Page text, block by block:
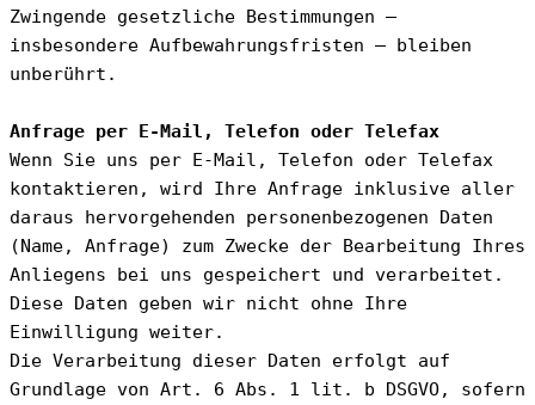
Zwingende gesetzliche Bestimmungen –
insbesondere Aufbewahrungsfristen – bleiben
unberührt.
Anfrage per E-Mail, Telefon oder Telefax
Wenn Sie uns per E-Mail, Telefon oder Telefax
kontaktieren, wird Ihre Anfrage inklusive aller
daraus hervorgehenden personenbezogenen Daten
(Name, Anfrage) zum Zwecke der Bearbeitung Ihres
Anliegens bei uns gespeichert und verarbeitet.
Diese Daten geben wir nicht ohne Ihre
Einwilligung weiter.
Die Verarbeitung dieser Daten erfolgt auf
Grundlage von Art. 6 Abs. 1 lit. b DSGVO, sofern